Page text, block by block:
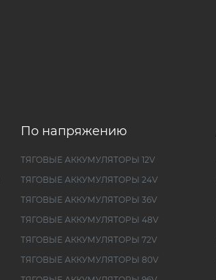
По напряжению
ТЯГОВЫЕ АККУМУЛЯТОРЫ 12V
ТЯГОВЫЕ АККУМУЛЯТОРЫ 24V
ТЯГОВЫЕ АККУМУЛЯТОРЫ 36V
ТЯГОВЫЕ АККУМУЛЯТОРЫ 48V
ТЯГОВЫЕ АККУМУЛЯТОРЫ 72V
ТЯГОВЫЕ АККУМУЛЯТОРЫ 80V